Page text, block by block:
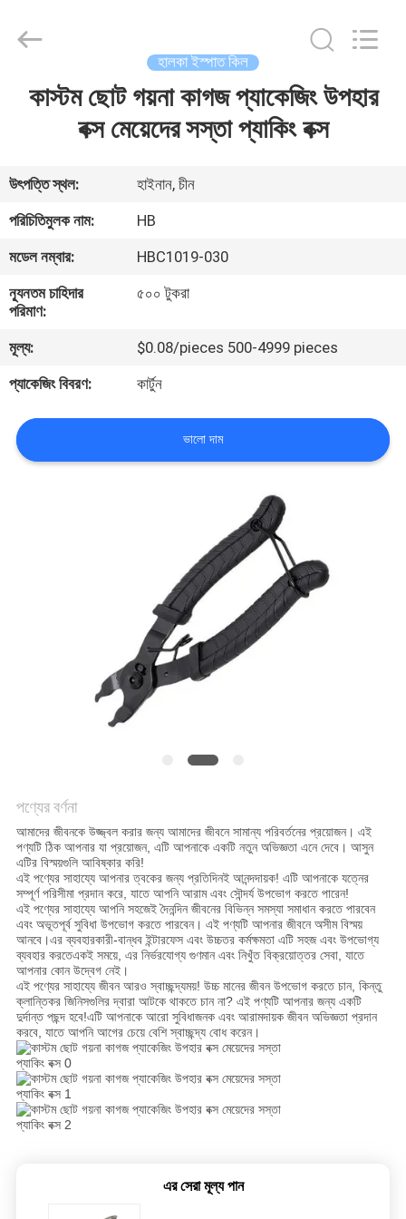
বাড়ি
আমাদের
সম্পর্কে
কারখানা
ভ্রমণ
মান
নিয়ন্ত্রণ
জন্য
আবেদন
সাইট
ম্যাপ
গোপনীয়তা
নীতি
হালকা ইস্পাত কিল
কাস্টম ছোট গয়না কাগজ প্যাকেজিং উপহার
বক্স মেয়েদের সস্তা প্যাকিং বক্স
উৎপত্তি স্থল:
হাইনান, চীন
পরিচিতিমুলক নাম:
HB
মডেল নম্বার:
HBC1019-030
ন্যূনতম চাহিদার
পরিমাণ:
৫০০ টুকরা
মূল্য:
$0.08/pieces 500-4999 pieces
প্যাকেজিং বিবরণ:
কার্টুন
ভালো দাম
পণ্যের বর্ণনা
আমাদের জীবনকে উজ্জ্বল করার জন্য আমাদের জীবনে সামান্য পরিবর্তনের প্রয়োজন। এই
পণ্যটি ঠিক আপনার যা প্রয়োজন, এটি আপনাকে একটি নতুন অভিজ্ঞতা এনে দেবে। আসুন
এটির বিস্ময়গুলি আবিষ্কার করি!
এই পণ্যের সাহায্যে আপনার ত্বকের জন্য প্রতিদিনই আনন্দদায়ক! এটি আপনাকে যত্নের
সম্পূর্ণ পরিসীমা প্রদান করে, যাতে আপনি আরাম এবং সৌন্দর্য উপভোগ করতে পারেন!
এই পণ্যের সাহায্যে আপনি সহজেই দৈনন্দিন জীবনের বিভিন্ন সমস্যা সমাধান করতে পারবেন
এবং অভূতপূর্ব সুবিধা উপভোগ করতে পারবেন। এই পণ্যটি আপনার জীবনে অসীম বিস্ময়
আনবে।এর ব্যবহারকারী-বান্ধব ইন্টারফেস এবং উচ্চতর কর্মক্ষমতা এটি সহজ এবং উপভোগ্য
ব্যবহার করতেএকই সময়ে, এর নির্ভরযোগ্য গুণমান এবং নিখুঁত বিক্রয়োত্তর সেবা, যাতে
আপনার কোন উদ্বেগ নেই।
এই পণ্যের সাহায্যে জীবন আরও স্বাচ্ছন্দ্যময়! উচ্চ মানের জীবন উপভোগ করতে চান, কিন্তু
ক্লান্তিকর জিনিসগুলির দ্বারা আটকে থাকতে চান না? এই পণ্যটি আপনার জন্য একটি
দুর্দান্ত পছন্দ হবে!এটি আপনাকে আরো সুবিধাজনক এবং আরামদায়ক জীবন অভিজ্ঞতা প্রদান
করবে, যাতে আপনি আগের চেয়ে বেশি স্বাচ্ছন্দ্য বোধ করেন।
এর সেরা মূল্য পান